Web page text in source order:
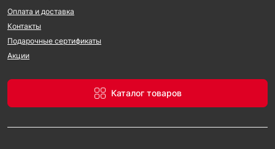
Оплата и доставка
Контакты
Подарочные сертификаты
Акции
Каталог товаров